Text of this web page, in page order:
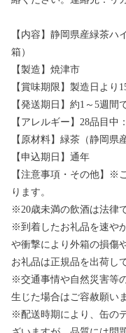
【内容】静岡県産緑茶ハ
箱）
【製造】焼津市
【賞味期限】製造日より
【発送期日】約1～5週
【アレルギー】28品目中
【原材料】緑茶（静岡県
【申込期日】通年
【注意事項・その他】※
ります。
※20歳未満の飲酒は法律
※到着したお礼品を速や
や衝撃により外箱の損傷
お礼品は正規品を出荷し
※交通事情や自然災害等
生じた場合はご容赦願い
※配送時期により、缶の